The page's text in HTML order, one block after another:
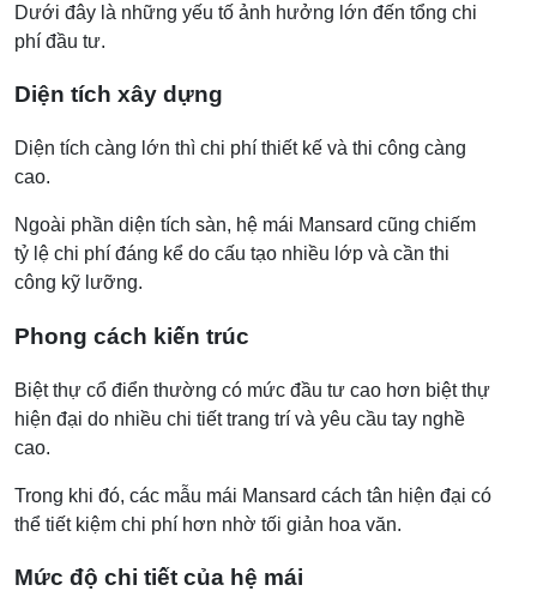
Dưới đây là những yếu tố ảnh hưởng lớn đến tổng chi
phí đầu tư.
Diện tích xây dựng
Diện tích càng lớn thì chi phí thiết kế và thi công càng
cao.
Ngoài phần diện tích sàn, hệ mái Mansard cũng chiếm
tỷ lệ chi phí đáng kể do cấu tạo nhiều lớp và cần thi
công kỹ lưỡng.
Phong cách kiến trúc
Biệt thự cổ điển thường có mức đầu tư cao hơn biệt thự
hiện đại do nhiều chi tiết trang trí và yêu cầu tay nghề
cao.
Trong khi đó, các mẫu mái Mansard cách tân hiện đại có
thể tiết kiệm chi phí hơn nhờ tối giản hoa văn.
Mức độ chi tiết của hệ mái